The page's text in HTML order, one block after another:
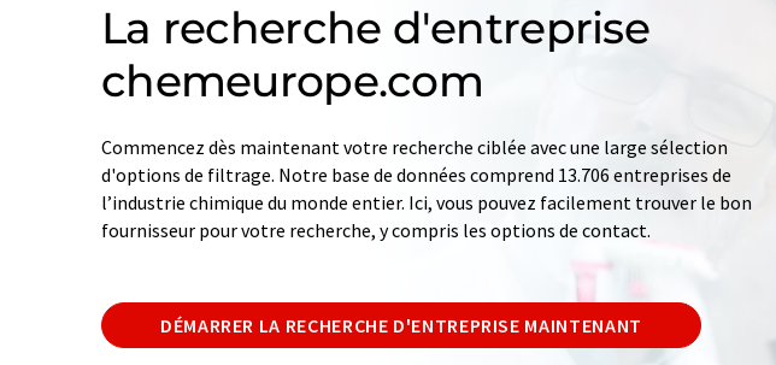
La recherche d'entreprise
chemeurope.com
Commencez dès maintenant votre recherche ciblée avec une large sélection
d'options de filtrage. Notre base de données comprend 13.706 entreprises de
l’industrie chimique du monde entier. Ici, vous pouvez facilement trouver le bon
fournisseur pour votre recherche, y compris les options de contact.
DÉMARRER LA RECHERCHE D'ENTREPRISE MAINTENANT